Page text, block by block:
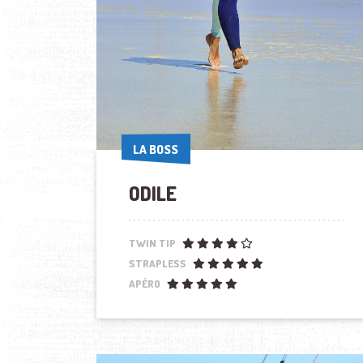
LA BOSS
LA BOSS
ODILE
TWIN TIP
STRAPLESS
APÉRO